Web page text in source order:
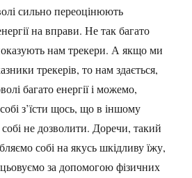
сильно переоцінюють
на вправи. Не так багато
нам трекери. А якщо ми
трекерів, то нам здається,
багато енергії і можемо,
з’їсти щось, що в іншому
не дозволити. Доречи, такий
собі на якусь шкідливу їжу,
за допомогою фізичних